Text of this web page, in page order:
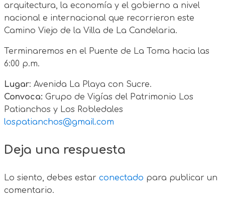
arquitectura, la economía y el gobierno a nivel
nacional e internacional que recorrieron este
Camino Viejo de la Villa de La Candelaria.
Terminaremos en el Puente de La Toma hacia las
6:00 p.m.
Lugar: Avenida La Playa con Sucre.
Convoca: Grupo de Vigías del Patrimonio Los
Patianchos y Los Robledales
lospatianchos@gmail.com
Deja una respuesta
Lo siento, debes estar conectado para publicar un
comentario.